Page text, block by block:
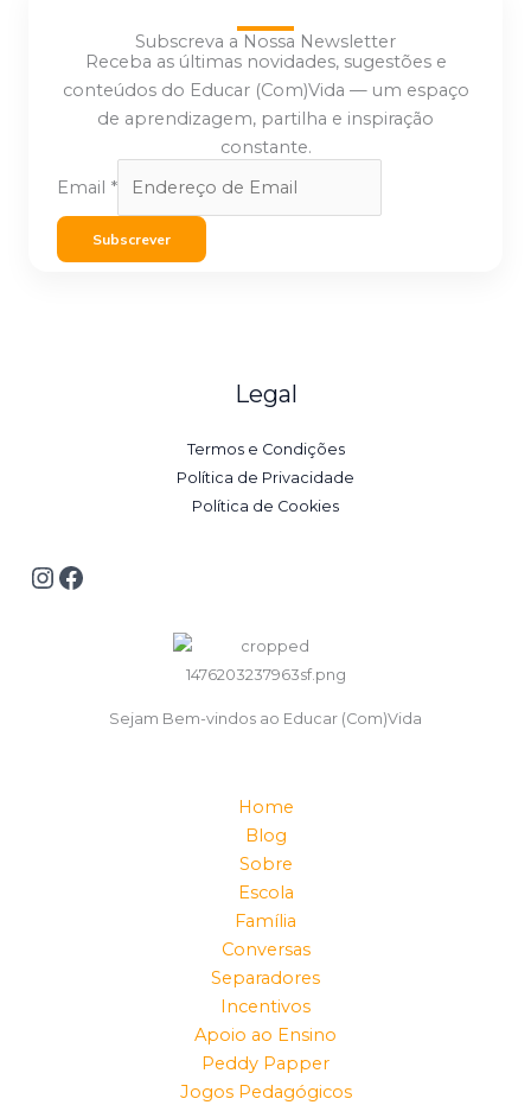
Subscreva a Nossa Newsletter
Receba as últimas novidades, sugestões e
conteúdos do Educar (Com)Vida — um espaço
de aprendizagem, partilha e inspiração
constante.
Email *
Subscrever
Legal
Termos e Condições
Política de Privacidade
Política de Cookies
Sejam Bem-vindos ao Educar (Com)Vida
Home
Blog
Sobre
Escola
Família
Conversas
Separadores
Incentivos
Apoio ao Ensino
Peddy Papper
Jogos Pedagógicos